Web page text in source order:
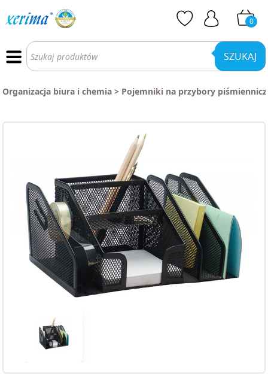
0
Wyszukiwarka
produktów SZUKAJ
Organizacja biura i chemia > Pojemniki na przybory